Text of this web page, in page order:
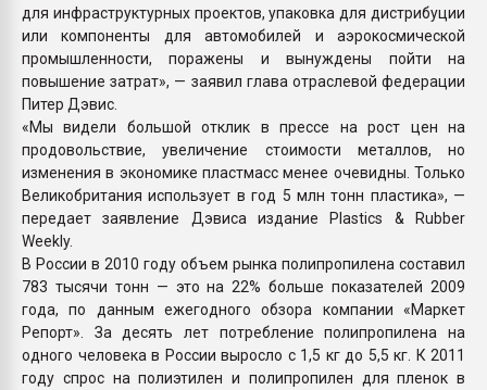
для инфраструктурных проектов, упаковка для дистрибуции
или компоненты для автомобилей и аэрокосмической
промышленности, поражены и вынуждены пойти на
повышение затрат», — заявил глава отраслевой федерации
Питер Дэвис.
«Мы видели большой отклик в прессе на рост цен на
продовольствие, увеличение стоимости металлов, но
изменения в экономике пластмасс менее очевидны. Только
Великобритания использует в год 5 млн тонн пластика», —
передает заявление Дэвиса издание Plastics & Rubber
Weekly.
В России в 2010 году объем рынка полипропилена составил
783 тысячи тонн — это на 22% больше показателей 2009
года, по данным ежегодного обзора компании «Маркет
Репорт». За десять лет потребление полипропилена на
одного человека в России выросло с 1,5 кг до 5,5 кг. К 2011
году спрос на полиэтилен и полипропилен для пленок в